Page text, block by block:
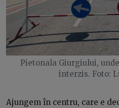
Pietonala Giurgiului,
interzis. Foto:
Ajungem în centru, care e